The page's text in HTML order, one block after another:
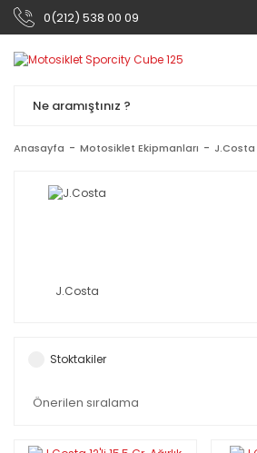
0(212) 538 00 09
Anasayfa Motosiklet Ekipmanları
J.Costa
Stoktakiler